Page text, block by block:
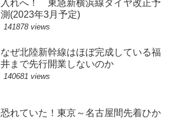
入れへ！ 東急新横浜線ダイヤ改正予
測(2023年3月予定)
141878 views
なぜ北陸新幹線はほぼ完成している福
井まで先行開業しないのか
140681 views
恐れていた！東京～名古屋間先着ひか